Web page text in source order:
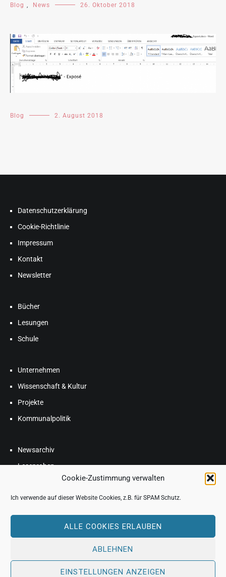
Cookie-Zustimmung verwalten
Ich verwende auf dieser Website Cookies, z.B. für SPAM Schutz.
ALLE COOKIES ERLAUBEN
ABLEHNEN
EINSTELLUNGEN ANZEIGEN
Blog , News 26. Oktober 2018
Blog 2. August 2018
Datenschutzerklärung
Cookie-Richtlinie
Impressum
Kontakt
Newsletter
Bücher
Lesungen
Schule
Unternehmen
Wissenschaft & Kultur
Projekte
Kommunalpolitik
Newsarchiv
Leseproben
FAQ
Copyright © 2026THERESA HANNIG . All rights reserved. Theme: